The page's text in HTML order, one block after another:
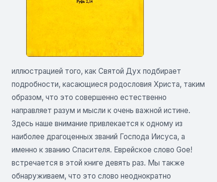
иллюстрацией того, как Святой Дух подбирает
подробности, касающиеся родословия Христа, таким
образом, что это совершенно естественно
направляет разум и мысли к очень важной истине.
Здесь наше внимание привлекается к одному из
наиболее драгоценных званий Господа Иисуса, а
именно к званию Спасителя. Еврейское слово Goe!
встречается в этой книге девять раз. Мы также
обнаруживаем, что это слово неоднократно